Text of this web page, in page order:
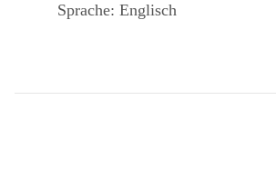
Sprache: Englisch